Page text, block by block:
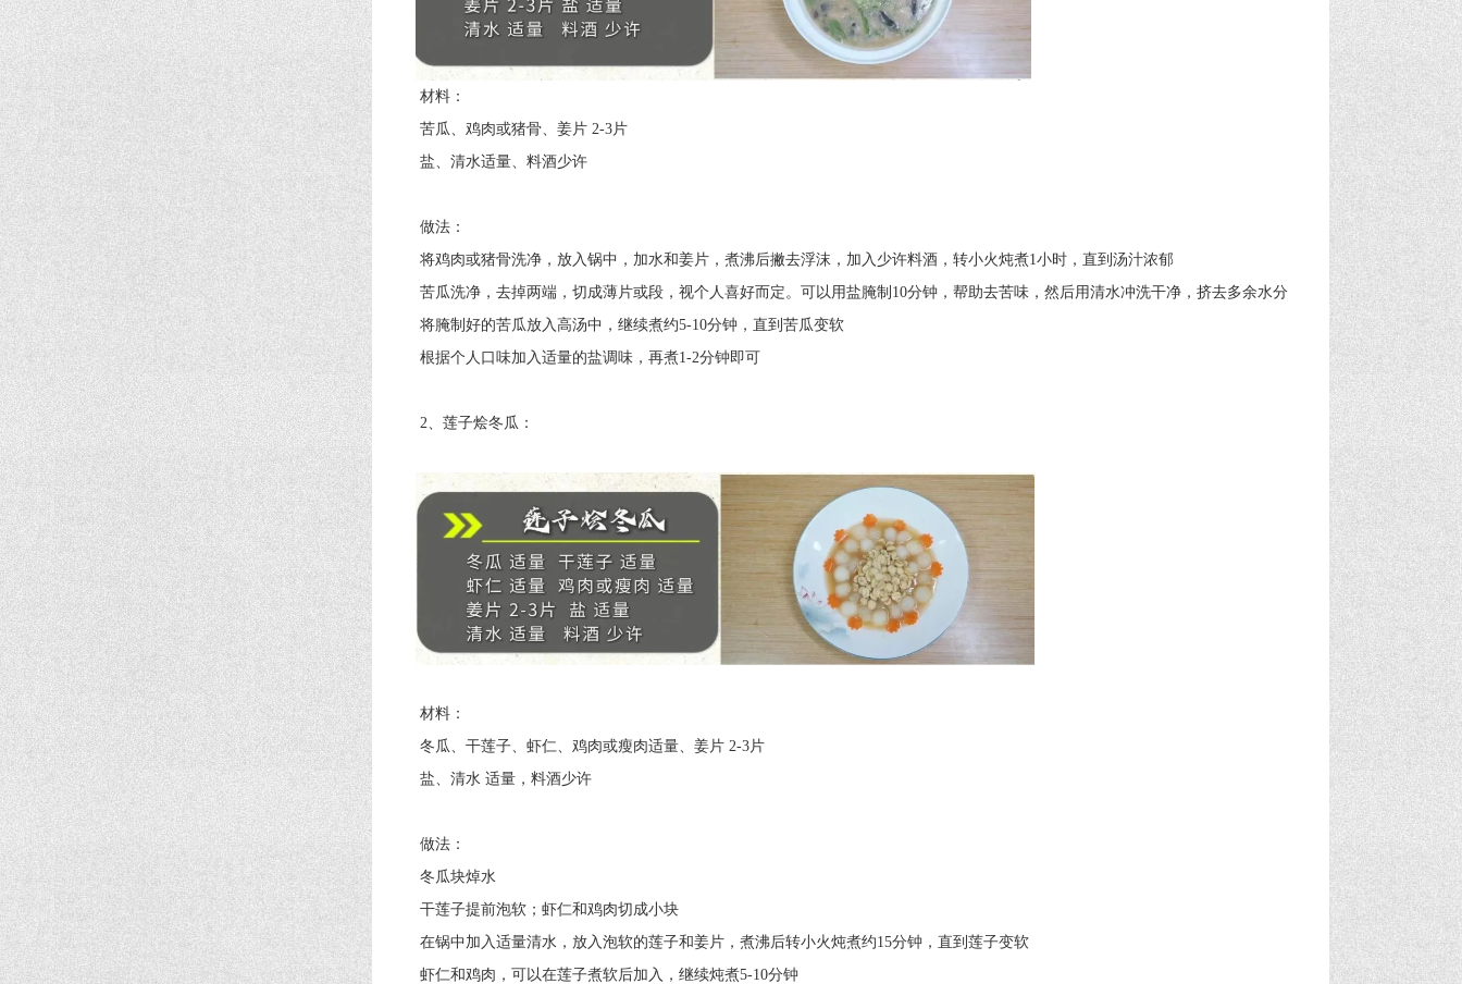
材料：
苦瓜、鸡肉或猪骨、姜片 2-3片
盐、清水适量、料酒少许
做法：
将鸡肉或猪骨洗净，放入锅中，加水和姜片，煮沸后撇去浮沫，加入少许料酒，转小火炖煮1小时，直到汤汁浓郁
苦瓜洗净，去掉两端，切成薄片或段，视个人喜好而定。可以用盐腌制10分钟，帮助去苦味，然后用清水冲洗干净，挤去多余水分
将腌制好的苦瓜放入高汤中，继续煮约5-10分钟，直到苦瓜变软
根据个人口味加入适量的盐调味，再煮1-2分钟即可
2、莲子烩冬瓜：
材料：
冬瓜、干莲子、虾仁、鸡肉或瘦肉适量、姜片 2-3片
盐、清水 适量，料酒少许
做法：
冬瓜块焯水
干莲子提前泡软；虾仁和鸡肉切成小块
在锅中加入适量清水，放入泡软的莲子和姜片，煮沸后转小火炖煮约15分钟，直到莲子变软
虾仁和鸡肉，可以在莲子煮软后加入，继续炖煮5-10分钟